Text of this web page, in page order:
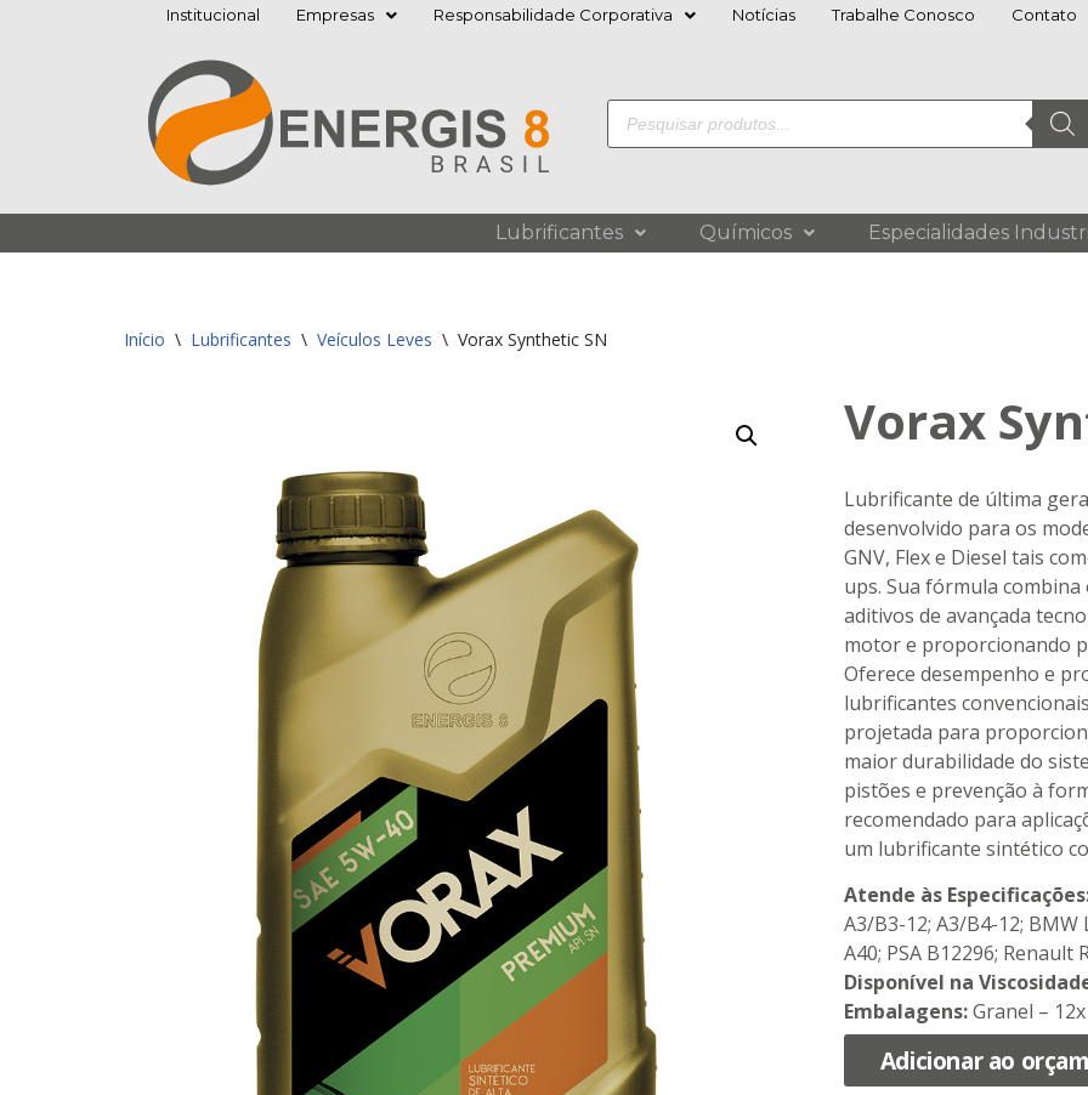
Institucional Empresas Responsabilidade Corporativa Notícias Trabalhe Conosco Contato
Lubrificantes Químicos Especialidades
Início \ Lubrificantes \ Veículos Leves \ Vorax Synthetic SN
Vorax
Lubrificante de última
desenvolvido para os
GNV, Flex e Diesel tais
ups. Sua fórmula
aditivos de avançada
motor e proporcionando
Oferece desempenho e
lubrificantes
projetada para
maior durabilidade do
pistões e prevenção à
recomendado para
um lubrificante sintético
Atende às
A3/B3-12; A3/B4-12;
A40; PSA B12296; Renault
Disponível na
Embalagens:Granel –
Adicionar ao